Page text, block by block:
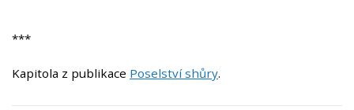
***
Kapitola z publikace Poselství shůry.